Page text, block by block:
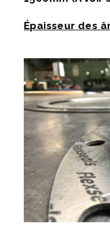
Épaisseur des